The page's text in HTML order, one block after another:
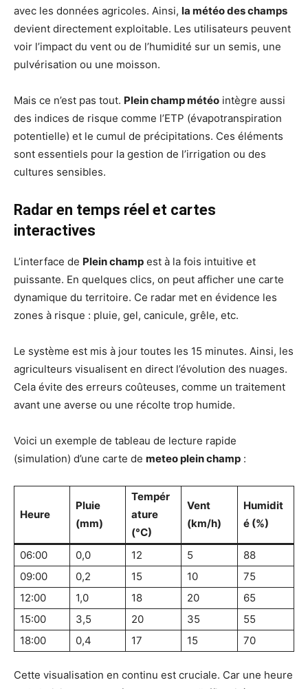
avec les données agricoles. Ainsi, la météo des champs
devient directement exploitable. Les utilisateurs peuvent
voir l’impact du vent ou de l’humidité sur un semis, une
pulvérisation ou une moisson.
Mais ce n’est pas tout. Plein champ météo intègre aussi
des indices de risque comme l’ETP (évapotranspiration
potentielle) et le cumul de précipitations. Ces éléments
sont essentiels pour la gestion de l’irrigation ou des
cultures sensibles.
Radar en temps réel et cartes
interactives
L’interface de Plein champ est à la fois intuitive et
puissante. En quelques clics, on peut afficher une carte
dynamique du territoire. Ce radar met en évidence les
zones à risque : pluie, gel, canicule, grêle, etc.
Le système est mis à jour toutes les 15 minutes. Ainsi, les
agriculteurs visualisent en direct l’évolution des nuages.
Cela évite des erreurs coûteuses, comme un traitement
avant une averse ou une récolte trop humide.
Voici un exemple de tableau de lecture rapide
(simulation) d’une carte de meteo plein champ :
Heure
Pluie
(mm)
Tempér
ature
(°C)
Vent
(km/h)
Humidit
é (%)
06:00 0,0 12 5
88
09:00
0,2 15 10
75
12:00
1,0 18 20
65
15:00
3,5 20 35
55
18:00
0,4 17 15 70
Cette visualisation en continu est cruciale. Car une heure